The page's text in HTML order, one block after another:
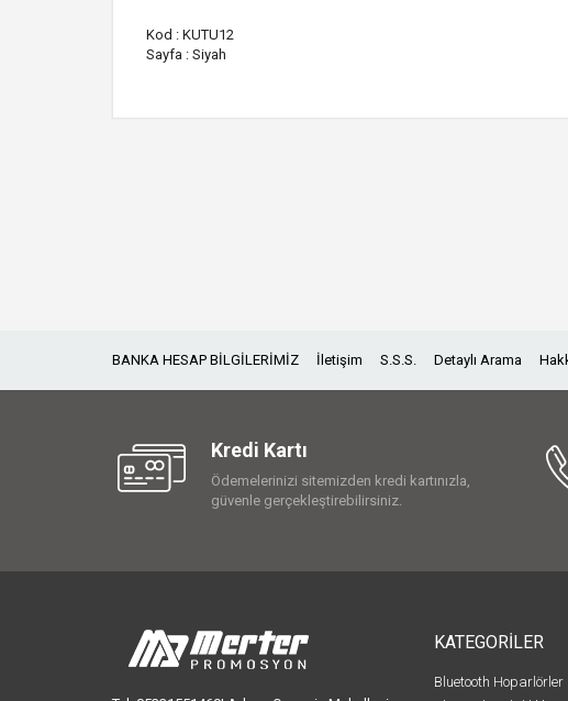
Kod : KUTU12
Sayfa : Siyah
BANKA HESAP BİLGİLERİMİZ İletişim S.S.S. Detaylı Arama
Kredi Kartı
Ödemelerinizi sitemizden kredi kartınızla,
güvenle gerçekleştirebilirsiniz.
KATEGORİLER
Bluetooth Hoparlörler